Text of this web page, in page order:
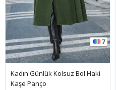
7
Kadın Günlük Kolsuz Bol Haki
Kaşe Panço